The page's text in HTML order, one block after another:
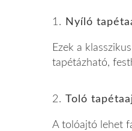
1. Nyíló
Ezek a
tapétázható,
2. Toló
A tolóajtó lehet